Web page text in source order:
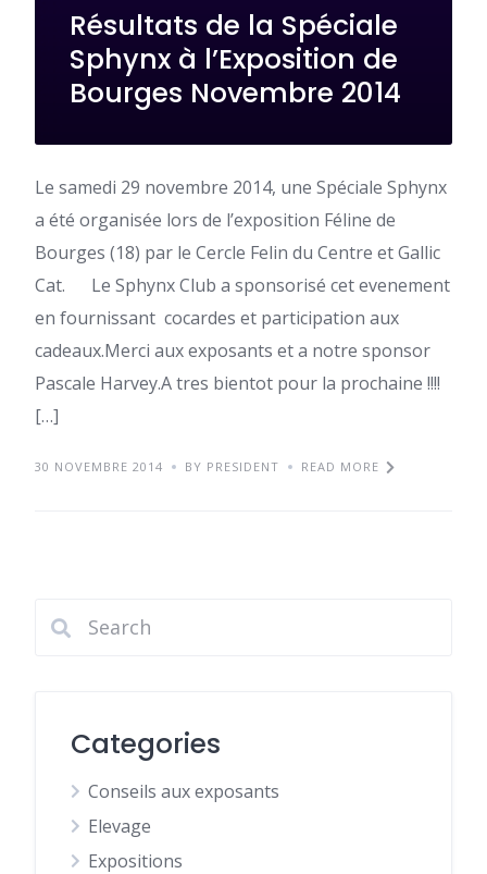
Résultats de la Spéciale
Sphynx à l’Exposition de
Bourges Novembre 2014
Le samedi 29 novembre 2014, une Spéciale Sphynx
a été organisée lors de l’exposition Féline de
Bourges (18) par le Cercle Felin du Centre et Gallic
Cat. Le Sphynx Club a sponsorisé cet evenement
en fournissant cocardes et participation aux
cadeaux.Merci aux exposants et a notre sponsor
Pascale Harvey.A tres bientot pour la prochaine !!!!
[…]
30 NOVEMBRE 2014 BY PRESIDENT READ MORE
Categories
Conseils aux exposants
Elevage
Expositions